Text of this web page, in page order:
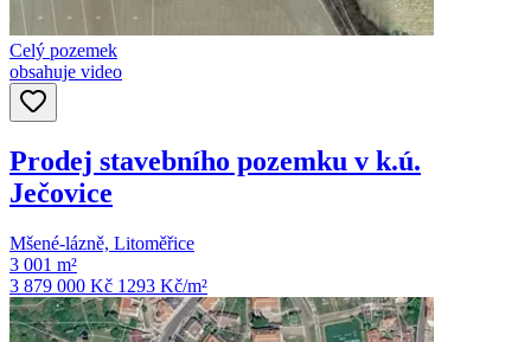
Celý pozemek
obsahuje video
Prodej stavebního pozemku v k.ú.
Ječovice
Mšené-lázně, Litoměřice
3 001 m²
3 879 000 Kč 1293 Kč/m²